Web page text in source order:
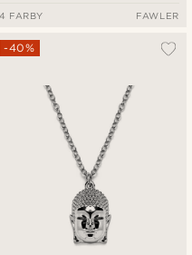
4 FARBY FAWLER
-40%